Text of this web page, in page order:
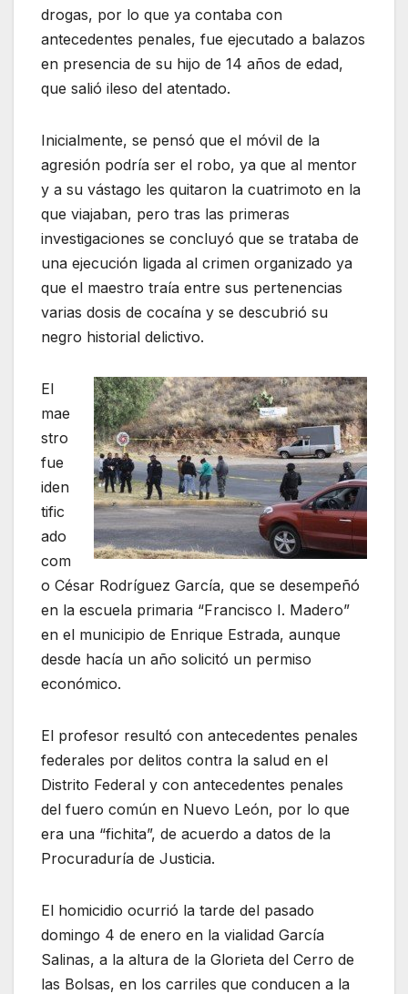
drogas, por lo que ya contaba con
antecedentes penales, fue ejecutado a balazos
en presencia de su hijo de 14 años de edad,
que salió ileso del atentado.
Inicialmente, se pensó que el móvil de la
agresión podría ser el robo, ya que al mentor
y a su vástago les quitaron la cuatrimoto en la
que viajaban, pero tras las primeras
investigaciones se concluyó que se trataba de
una ejecución ligada al crimen organizado ya
que el maestro traía entre sus pertenencias
varias dosis de cocaína y se descubrió su
negro historial delictivo.
El
mae
stro
fue
iden
tific
ado
com
o César Rodríguez García, que se desempeñó
en la escuela primaria “Francisco I. Madero”
en el municipio de Enrique Estrada, aunque
desde hacía un año solicitó un permiso
económico.
El profesor resultó con antecedentes penales
federales por delitos contra la salud en el
Distrito Federal y con antecedentes penales
del fuero común en Nuevo León, por lo que
era una “fichita”, de acuerdo a datos de la
Procuraduría de Justicia.
El homicidio ocurrió la tarde del pasado
domingo 4 de enero en la vialidad García
Salinas, a la altura de la Glorieta del Cerro de
las Bolsas, en los carriles que conducen a la